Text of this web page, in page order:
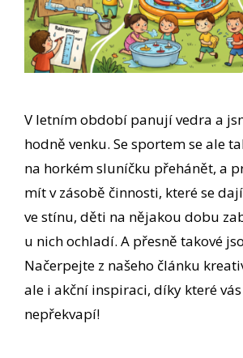
V letním období panují vedra a
hodně venku. Se sportem se ale
na horkém sluníčku přehánět, a
mít v zásobě činnosti, které se
ve stínu, děti na nějakou dobu
u nich ochladí. A přesně takové
Načerpejte z našeho článku
ale i akční inspiraci, díky které
nepřekvapí!